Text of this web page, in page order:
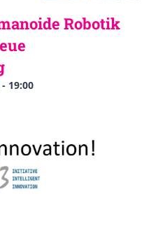
Robotik
- 19:00